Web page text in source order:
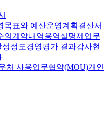
목표와 예산운영계획결산서
의계약내역용역실명제 업무
성정도경영평가 결과감사현
처 사용업무협약(MOU)개인